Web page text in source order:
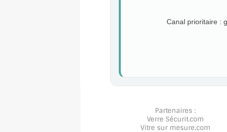
Canal prioritaire :
Partenaires :
Verre Sécurit.com
Vitre sur mesure.com